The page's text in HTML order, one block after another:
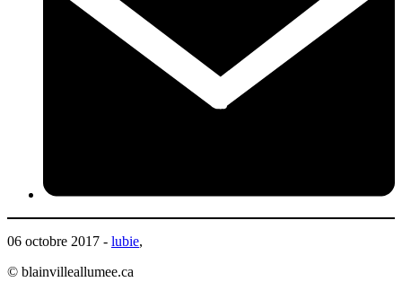
06 octobre 2017 - lubie,
© blainvilleallumee.ca